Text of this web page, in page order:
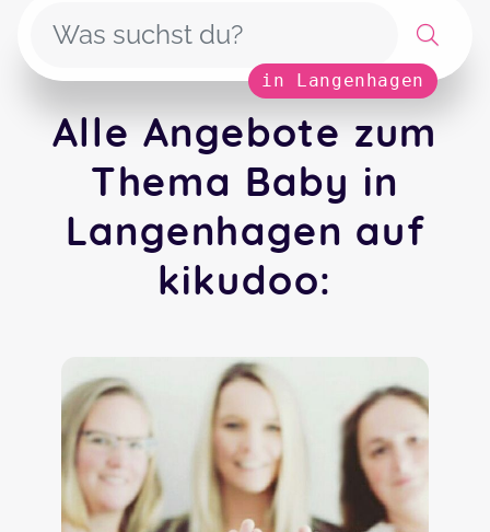
in Langenhagen
Alle Angebote zum
Thema Baby in
Langenhagen auf
kikudoo: